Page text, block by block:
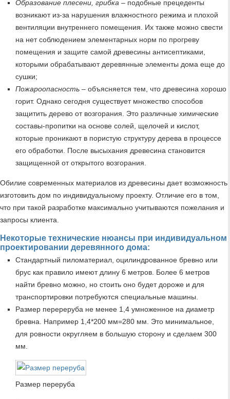
Образование плесени, грибка – подобные прецеденты
возникают из-за нарушения влажностного режима и плохой
вентиляции внутреннего помещения. Их также можно свести
на нет соблюдением элементарных норм по прогреву
помещения и защите самой древесины антисептиками,
которыми обрабатывают деревянные элементы дома еще до
сушки;
Пожароопасность – объясняется тем, что древесина хорошо
горит. Однако сегодня существует множество способов
защитить дерево от возгорания. Это различные химические
составы-пропитки на основе солей, щелочей и кислот,
которые проникают в пористую структуру дерева в процессе
его обработки. После высыхания древесина становится
защищенной от открытого возгорания.
Обилие современных материалов из древесины дает возможность
изготовить дом по индивидуальному проекту. Отличие его в том,
что при такой разработке максимально учитываются пожелания и
запросы клиента.
Некоторые технические нюансы при индивидуальном
проектировании деревянного дома:
Стандартный пиломатериал, оцилиндрованное бревно или
брус как правило имеют длину 6 метров. Более 6 метров
найти бревно можно, но стоить оно будет дороже и для
транспортировки потребуются специальные машины.
Размер перереруба не менее 1,4 умноженное на диаметр
бревна. Например 1,4*200 мм=280 мм. Это минимальное,
для ровности округляем в большую сторону и сделаем 300
мм.
Размер переруба